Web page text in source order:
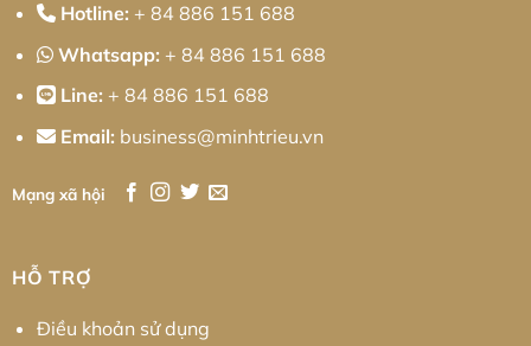
Hotline: + 84 886 151 688
Whatsapp: + 84 886 151 688
Line: + 84 886 151 688
Email: business@minhtrieu.vn
Mạng xã hội
HỖ TRỢ
Điều khoản sử dụng